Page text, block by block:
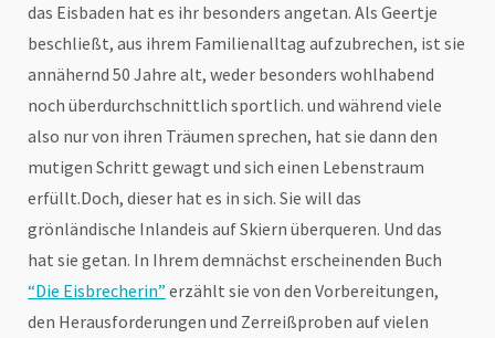
das Eisbaden hat es ihr besonders angetan. Als Geertje
beschließt, aus ihrem Familienalltag aufzubrechen, ist sie
annähernd 50 Jahre alt, weder besonders wohlhabend
noch überdurchschnittlich sportlich. und während viele
also nur von ihren Träumen sprechen, hat sie dann den
mutigen Schritt gewagt und sich einen Lebenstraum
erfüllt.Doch, dieser hat es in sich. Sie will das
grönländische Inlandeis auf Skiern überqueren. Und das
hat sie getan. In Ihrem demnächst erscheinenden Buch
“Die Eisbrecherin” erzählt sie von den Vorbereitungen,
den Herausforderungen und Zerreißproben auf vielen